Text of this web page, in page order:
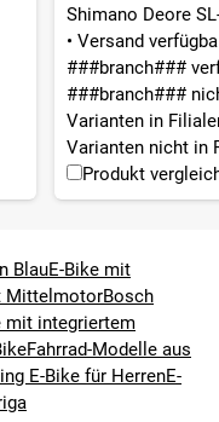
Shimano Deore
• Versand
###branch###
###branch###
Varianten in
Varianten nicht in
Produkt
BlauE-Bike mit
MittelmotorBosch
mit integriertem
Fahrrad-Modelle aus
E-Bike für HerrenE-